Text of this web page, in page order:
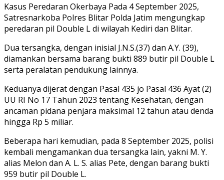
Kasus Peredaran Okerbaya Pada 4 September 2025,
Satresnarkoba Polres Blitar Polda Jatim mengungkap
peredaran pil Double L di wilayah Kediri dan Blitar.
Dua tersangka, dengan inisial J.N.S.(37) dan A.Y. (39),
diamankan bersama barang bukti 889 butir pil Double L
serta peralatan pendukung lainnya.
Keduanya dijerat dengan Pasal 435 jo Pasal 436 Ayat (2)
UU RI No 17 Tahun 2023 tentang Kesehatan, dengan
ancaman pidana penjara maksimal 12 tahun atau denda
hingga Rp 5 miliar.
Beberapa hari kemudian, pada 8 September 2025, polisi
kembali mengamankan dua tersangka lain, yakni M. Y.
alias Melon dan A. L. S. alias Pete, dengan barang bukti
959 butir pil Double L.